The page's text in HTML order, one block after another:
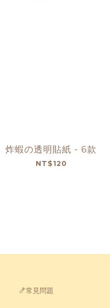
炸蝦の透明貼紙 - 6款
NT$120
🍤常見問題